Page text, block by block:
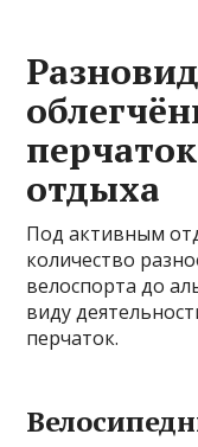
отдыха
Под активным
количество
велоспорта до
виду
перчаток.